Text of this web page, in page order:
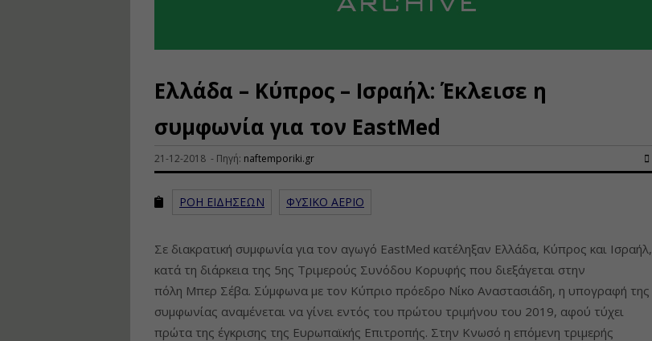
Ελλάδα – Κύπρος – Ισραήλ: Έκλεισε η
συμφωνία για τον EastMed
21-12-2018 - Πηγή: naftemporiki.gr
ΡΟΗ ΕΙΔΗΣΕΩΝ ΦΥΣΙΚΟ ΑΕΡΙΟ
Σε διακρατική συμφωνία για τον αγωγό EastMed κατέληξαν Ελλάδα, Κύπρος και Ισραήλ,
κατά τη διάρκεια της 5ης Τριμερούς Συνόδου Κορυφής που διεξάγεται στην
πόλη Μπερ Σέβα. Σύμφωνα με τον Κύπριο πρόεδρο Νίκο Αναστασιάδη, η υπογραφή της
συμφωνίας αναμένεται να γίνει εντός του πρώτου τριμήνου του 2019, αφού τύχει
πρώτα της έγκρισης της Ευρωπαϊκής Επιτροπής. Στην Κνωσό η επόμενη τριμερής